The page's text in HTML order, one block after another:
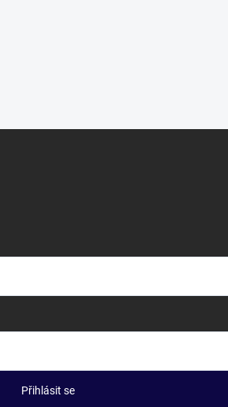
Přihlásit se